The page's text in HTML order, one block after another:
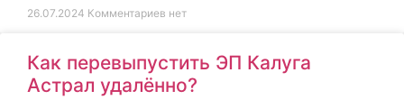
26.07.2024 Комментариев нет
Как перевыпустить ЭП Калуга
Астрал удалённо?